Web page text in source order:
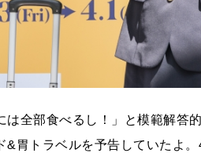
全部食べるし！」と模範解答
&胃トラベルを予告していたよ